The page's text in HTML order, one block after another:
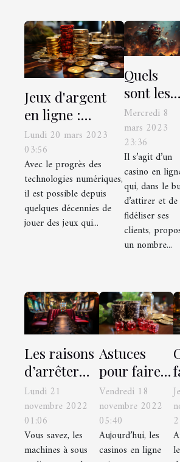
Jeux d'argent
en ligne :
Quelles sont les
astuces
incontournables
pour choisir un
casino en ligne
fiable ?
Lundi 20 mars 2023
03:56
Avec le progrès des
technologies numériques,
il est possible depuis
quelques décennies de
jouer des jeux qui...
Quels
sont les
bonus du
casino
Crashino
?
Mercredi 8
mars 2023
23:36
Il s’agit d’un
casino en
qui, dans le
d’attirer et de
fidéliser ses
clients,
un nombre...
Les raisons
d’arrêter
les
machines à
sous en
ligne
Lundi 21
novembre 2022
01:06
Vous savez, les
machines à sous
Astuces
pour faire
le bon choix
d’un casino
en ligne
Vendredi 18
novembre 2022
05:40
Aujourd’hui, les
casinos en ligne